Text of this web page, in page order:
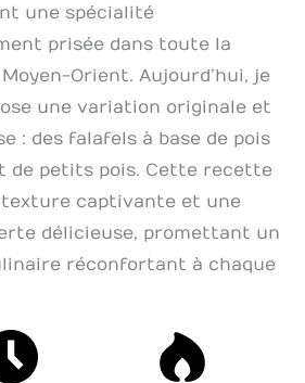
une spécialité
prisée dans toute la
Orient. Aujourd’hui, je
une variation originale et
: des falafels à base de pois
de petits pois. Cette recette
captivante et une
délicieuse, promettant un
réconfortant à chaque